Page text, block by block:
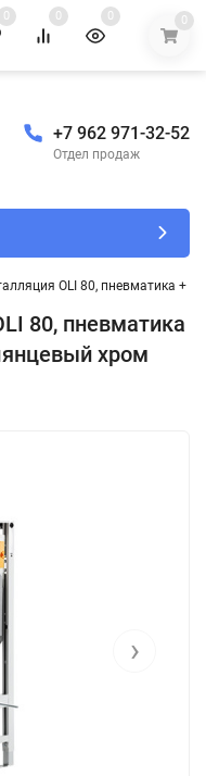
0 0 0 0
+7 962 971-32-52
Отдел продаж
OLI 80, пневматика +
80, пневматика
хром
›